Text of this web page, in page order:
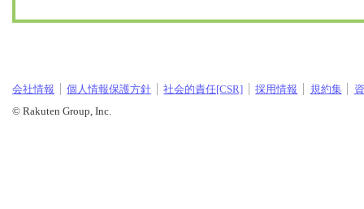
会社情報 個人情報保護方針 社会的責任[CSR] 採用情報 規約集
© Rakuten Group, Inc.